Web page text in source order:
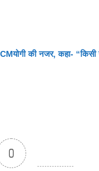
की नजर, कहा-
0